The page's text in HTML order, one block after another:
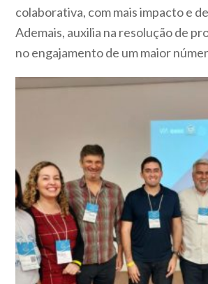
colaborativa, com mais impacto e
Ademais, auxilia na resolução de
no engajamento de um maior